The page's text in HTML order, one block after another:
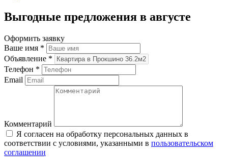
Выгодные предложения в августе
Оформить заявку
Ваше имя *
Объявление *
Телефон *
Email
Комментарий
Я согласен на обработку персональных данных в
соответствии с условиями, указанными в пользовательском
соглашении